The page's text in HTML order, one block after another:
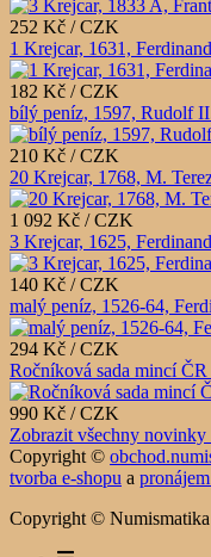
252 Kč / CZK
1 Krejcar, 1631,
182 Kč / CZK
bílý peníz, 1597, Rudolf
210 Kč / CZK
20 Krejcar, 1768, M.
1 092 Kč / CZK
3 Krejcar, 1625,
140 Kč / CZK
malý peníz, 1526-64,
294 Kč / CZK
Ročníková sada mincí
990 Kč / CZK
Zobrazit všechny novinky
Copyright ©
tvorba e-shopu a
Copyright ©